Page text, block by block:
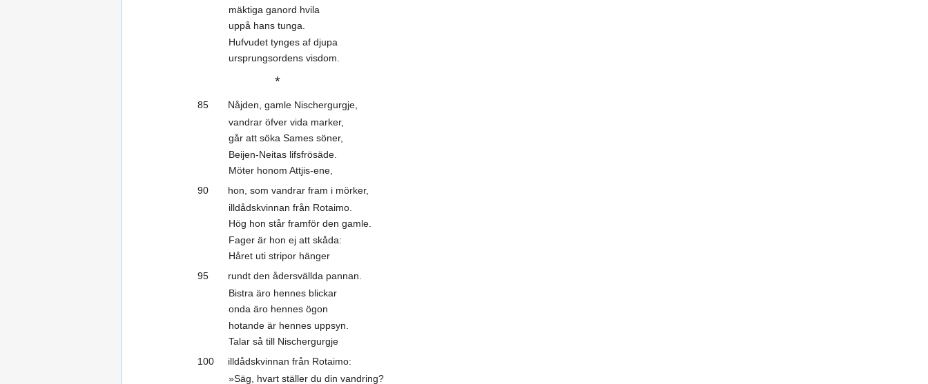
mäktiga ganord hvila
uppå hans tunga.
Hufvudet tynges af djupa
ursprungsordens visdom.
*
85 Nåjden, gamle Nischergurgje,
vandrar öfver vida marker,
går att söka Sames söner,
Beijen-Neitas lifsfrösäde.
Möter honom Attjis-ene,
90 hon, som vandrar fram i mörker,
illdådskvinnan från Rotaimo.
Hög hon står framför den gamle.
Fager är hon ej att skåda:
Håret uti stripor hänger
95 rundt den ådersvällda pannan.
Bistra äro hennes blickar
onda äro hennes ögon
hotande är hennes uppsyn.
Talar så till Nischergurgje
100 illdådskvinnan från Rotaimo:
»Säg, hvart ställer du din vandring?